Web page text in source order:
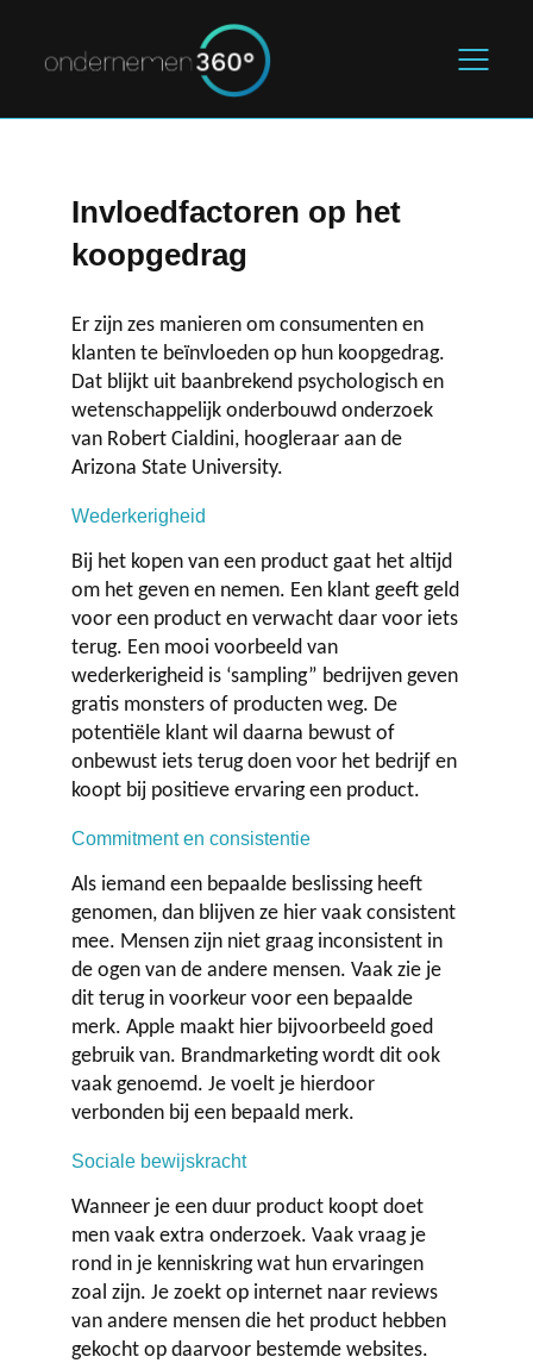
De starter
Legal & Finance
Blogs
Contact
Invloedfactoren op het
koopgedrag
Er zijn zes manieren om consumenten en
klanten te beïnvloeden op hun koopgedrag.
Dat blijkt uit baanbrekend psychologisch en
wetenschappelijk onderbouwd onderzoek
van Robert Cialdini, hoogleraar aan de
Arizona State University.
Wederkerigheid
Bij het kopen van een product gaat het altijd
om het geven en nemen. Een klant geeft geld
voor een product en verwacht daar voor iets
terug. Een mooi voorbeeld van
wederkerigheid is ‘sampling” bedrijven geven
gratis monsters of producten weg. De
potentiële klant wil daarna bewust of
onbewust iets terug doen voor het bedrijf en
koopt bij positieve ervaring een product.
Commitment en consistentie
Als iemand een bepaalde beslissing heeft
genomen, dan blijven ze hier vaak consistent
mee. Mensen zijn niet graag inconsistent in
de ogen van de andere mensen. Vaak zie je
dit terug in voorkeur voor een bepaalde
merk. Apple maakt hier bijvoorbeeld goed
gebruik van. Brandmarketing wordt dit ook
vaak genoemd. Je voelt je hierdoor
verbonden bij een bepaald merk.
Sociale bewijskracht
Wanneer je een duur product koopt doet
men vaak extra onderzoek. Vaak vraag je
rond in je kenniskring wat hun ervaringen
zoal zijn. Je zoekt op internet naar reviews
van andere mensen die het product hebben
gekocht op daarvoor bestemde websites.